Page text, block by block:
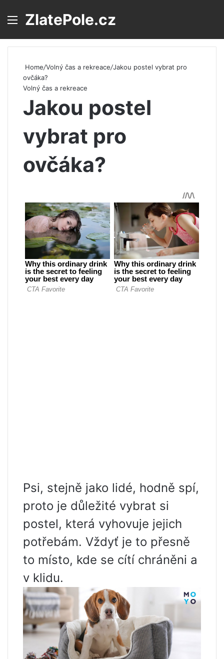
Menu
ZlatePole.cz
Home/Volný čas a rekreace/Jakou postel vybrat pro
ovčáka?
Volný čas a rekreace
Jakou postel
vybrat pro
ovčáka?
Psi, stejně jako lidé, hodně spí,
proto je důležité vybrat si
postel, která vyhovuje jejich
potřebám. Vždyť je to přesně
to místo, kde se cítí chráněni a
v klidu.